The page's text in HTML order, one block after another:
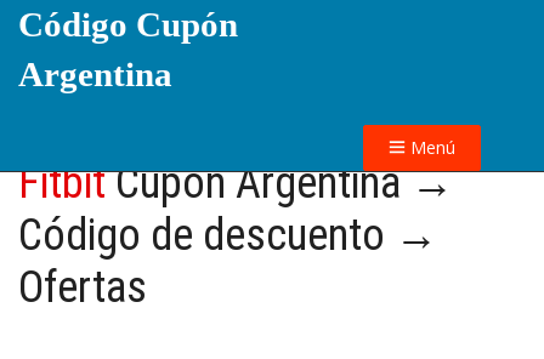
Código Cupón
Argentina
Menú
FitbitCupón Argentina →
Código de descuento →
Ofertas